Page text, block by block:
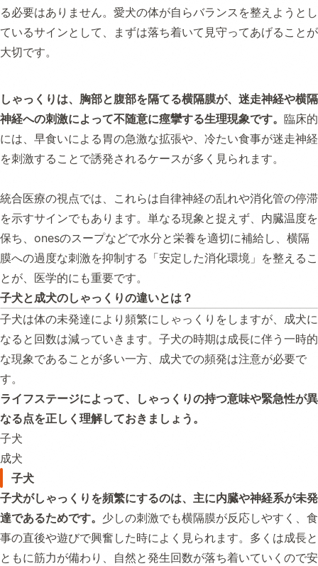
る必要はありません。愛犬の体が自らバランスを整えようとし
ているサインとして、まずは落ち着いて見守ってあげることが
大切です。
しゃっくりは、胸部と腹部を隔てる横隔膜が、迷走神経や横隔
神経への刺激によって不随意に痙攣する生理現象です。 臨床的
には、早食いによる胃の急激な拡張や、冷たい食事が迷走神経
を刺激することで誘発されるケースが多く見られます。
統合医療の視点では、これらは自律神経の乱れや消化管の停滞
を示すサインでもあります。単なる現象と捉えず、内臓温度を
保ち、onesのスープなどで水分と栄養を適切に補給し、横隔
膜への過度な刺激を抑制する「安定した消化環境」を整えるこ
とが、医学的にも重要です。
子犬と成犬のしゃっくりの違いとは？
子犬は体の未発達により頻繁にしゃっくりをしますが、成犬に
なると回数は減っていきます。子犬の時期は成長に伴う一時的
な現象であることが多い一方、成犬での頻発は注意が必要で
す。
ライフステージによって、しゃっくりの持つ意味や緊急性が異
なる点を正しく理解しておきましょう。
子犬
成犬
子犬
子犬がしゃっくりを頻繁にするのは、主に内臓や神経系が未発
達であるためです。 少しの刺激でも横隔膜が反応しやすく、食
事の直後や遊びで興奮した時によく見られます。多くは成長と
ともに筋力が備わり、自然と発生回数が落ち着いていくので安